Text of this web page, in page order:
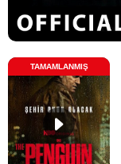
TAMAMLANMIŞ